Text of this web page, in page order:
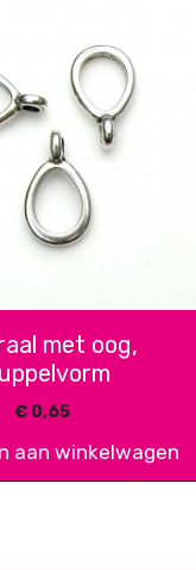
met oog,
€ 0,65
aan winkelwagen